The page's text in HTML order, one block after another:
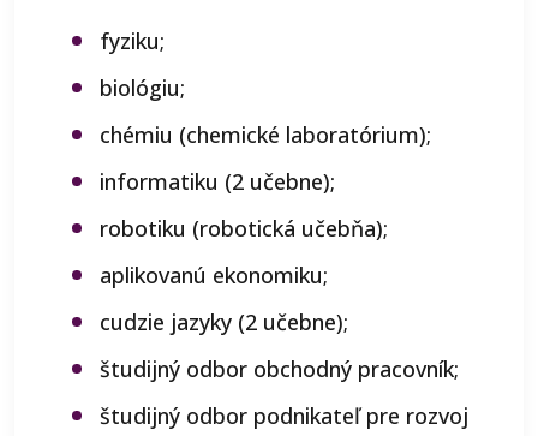
fyziku;
biológiu;
chémiu (chemické laboratórium);
informatiku (2 učebne);
robotiku (robotická učebňa);
aplikovanú ekonomiku;
cudzie jazyky (2 učebne);
študijný odbor obchodný pracovník;
študijný odbor podnikateľ pre rozvoj